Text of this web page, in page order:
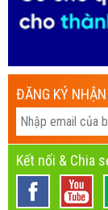
ĐĂNG KÝ
Kết nối & Chia